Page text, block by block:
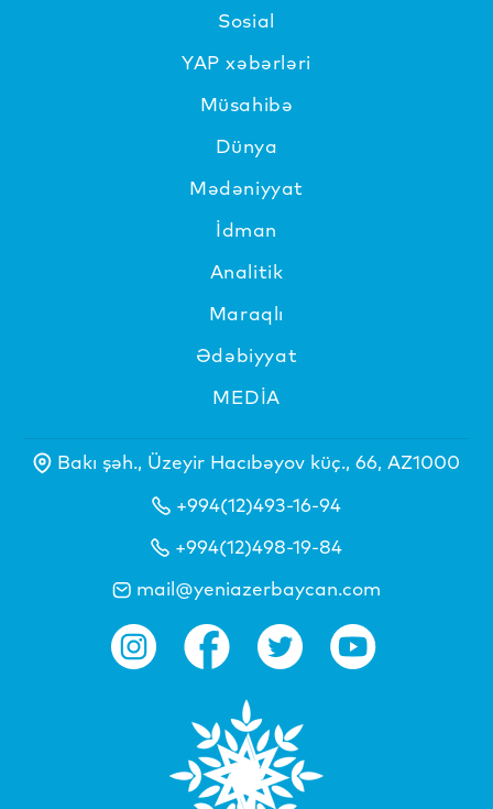
Sosial
YAP xəbərləri
Müsahibə
Dünya
Mədəniyyat
İdman
Analitik
Maraqlı
Ədəbiyyat
MEDİA
Bakı şəh., Üzeyir Hacıbəyov küç., 66, AZ1000
+994(12)493-16-94
+994(12)498-19-84
mail@yeniazerbaycan.com